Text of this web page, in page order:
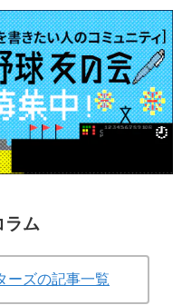
ラム
ーズの記事一覧